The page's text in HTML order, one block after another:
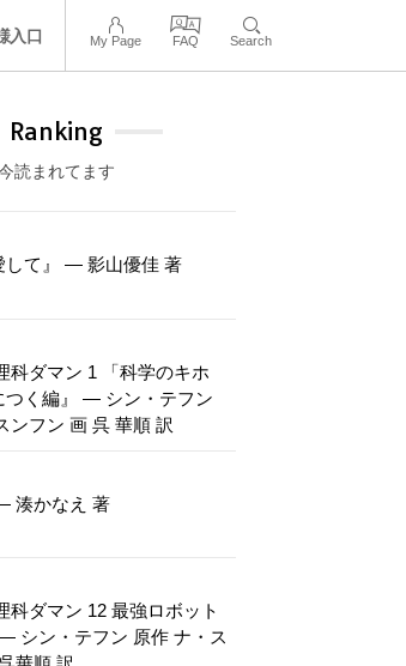
入口 My Page FAQ Search
Ranking
読まれてます
して』 — 影山優佳 著
科ダマン 1 「科学のキホ
つく編』 — シン・テフン
ンフン 画 呉 華順 訳
湊かなえ 著
科ダマン 12 最強ロボット
シン・テフン 原作 ナ・ス